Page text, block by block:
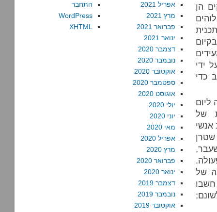
הן
ידי
כדי
ליום
של
אנשי
של
אפריל 2021
מרץ 2021
פברואר 2021
ינואר 2021
דצמבר 2020
נובמבר 2020
אוקטובר 2020
ספטמבר 2020
אוגוסט 2020
יולי 2020
יוני 2020
מאי 2020
אפריל 2020
מרץ 2020
פברואר 2020
ינואר 2020
דצמבר 2019
נובמבר 2019
אוקטובר 2019
התחבר
WordPress
XHTML